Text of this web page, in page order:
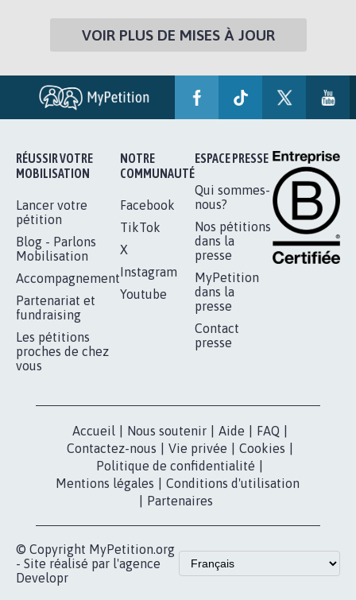
VOIR PLUS DE MISES À JOUR
RÉUSSIR VOTRE
MOBILISATION
Lancer votre
pétition
Blog - Parlons
Mobilisation
Accompagnement
Partenariat et
fundraising
Les pétitions
proches de chez
vous
NOTRE
COMMUNAUTÉ
Facebook
TikTok
X
Instagram
Youtube
ESPACE PRESSE
Qui sommes-
nous?
Nos pétitions
dans la
presse
MyPetition
dans la
presse
Contact
presse
Accueil Nous soutenir Aide FAQ
Contactez-nous
Vie privée Cookies
Politique de confidentialité
Mentions légales
Conditions d'utilisation
Partenaires
© Copyright MyPetition.org
- Site réalisé par l'agence
Developr